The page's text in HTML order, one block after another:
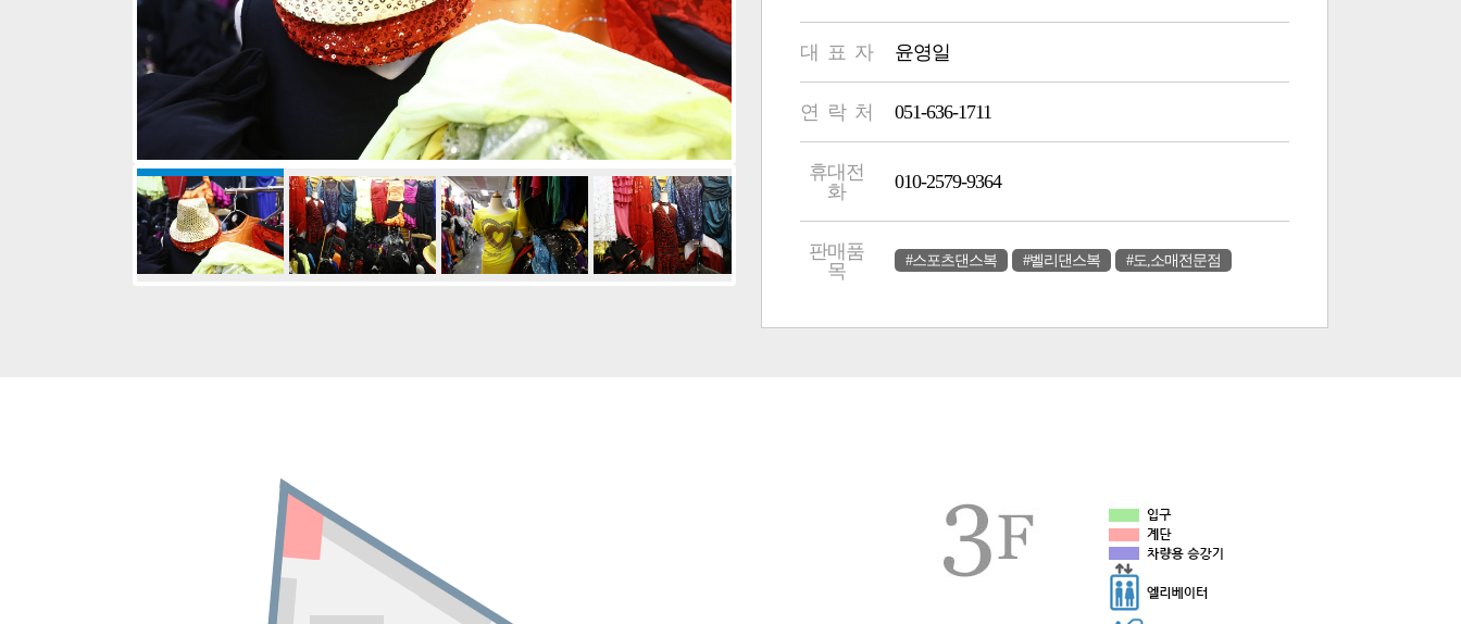
대 표 자 윤영일
연 락 처 051-636-1711
휴대전
화
010-2579-9364
판매품
목
#스포츠댄스복 #벨리댄스복 #도,소매전문점